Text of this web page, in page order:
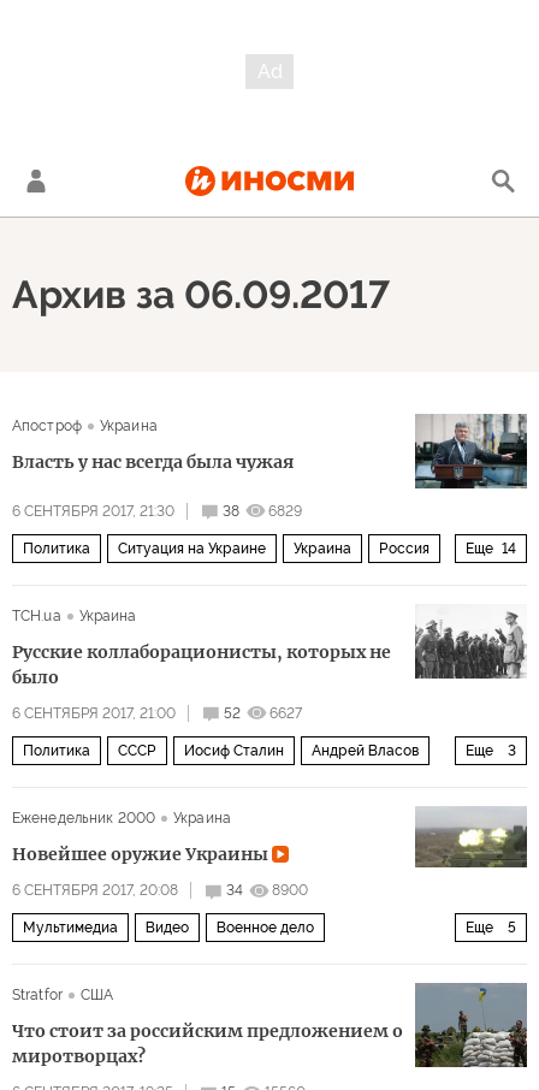
Архив за 06.09.2017
Апостроф Украина
Власть у нас всегда была чужая
6 СЕНТЯБРЯ 2017, 21:30 38 6829
Еще 14
Политика Ситуация на Украине Украина Россия
Александр Турчинов
Дональд Трамп СБУ
власть коррупция права человека
ТСН.ua Украина
Русские коллаборационисты, которых не
было
6 СЕНТЯБРЯ 2017, 21:00 52 6627
Еще 3
Политика СССР Иосиф Сталин Андрей Власов
Еженедельник 2000
Украина
Новейшее оружие Украины
6 СЕНТЯБРЯ 2017, 20:08 34 8900
Еще 5
Мультимедиа Видео Военное дело
Stratfor США
Что стоит за российским предложением о
миротворцах?